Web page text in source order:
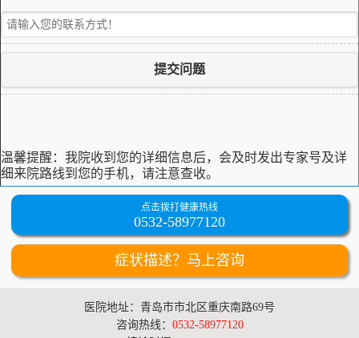
提交问题
温馨提醒： 我院收到您的详细信息后，会及时发出专家号及详
细来院路线到您的手机，请注意查收。
点击拨打健康热线
0532-58977120
症状描述？马上咨询
医院地址：青岛市市北区重庆南路69号
咨询热线： 0532-58977120